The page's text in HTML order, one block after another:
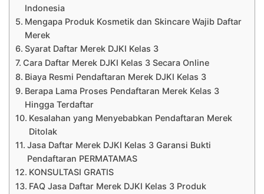
Indonesia
Mengapa Produk Kosmetik dan Skincare Wajib Daftar
Merek
Syarat Daftar Merek DJKI Kelas 3
Cara Daftar Merek DJKI Kelas 3 Secara Online
Biaya Resmi Pendaftaran Merek DJKI Kelas 3
Berapa Lama Proses Pendaftaran Merek Kelas 3
Hingga Terdaftar
Kesalahan yang Menyebabkan Pendaftaran Merek
Ditolak
Jasa Daftar Merek DJKI Kelas 3 Garansi Bukti
Pendaftaran PERMATAMAS
KONSULTASI GRATIS
FAQ Jasa Daftar Merek DJKI Kelas 3 Produk